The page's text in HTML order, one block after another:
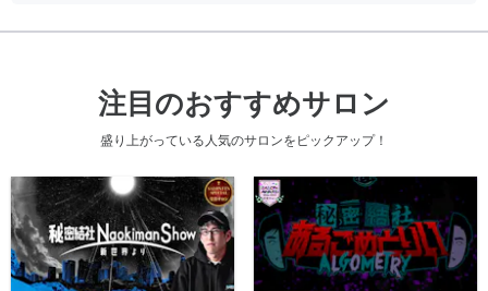
注目のおすすめサロン
盛り上がっている人気のサロンをピックアップ！